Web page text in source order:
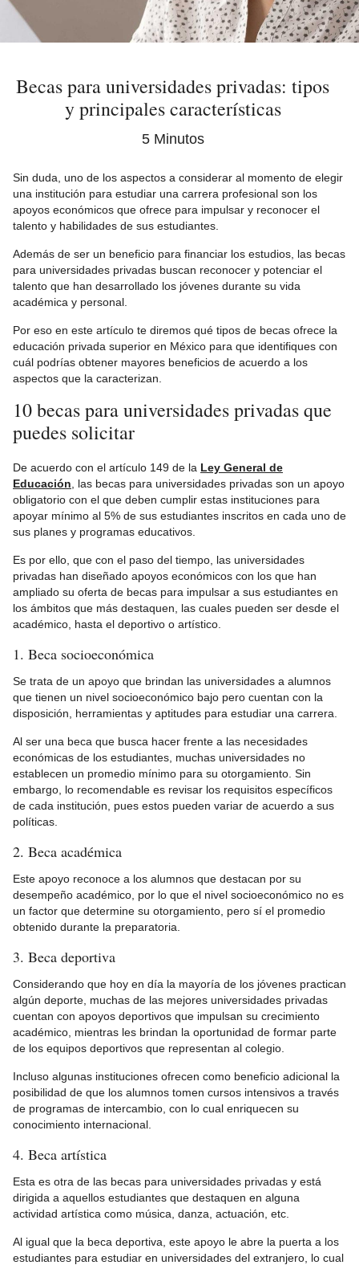
Becas para universidades privadas: tipos
y principales características
5 Minutos
Sin duda, uno de los aspectos a considerar al momento de elegir
una institución para estudiar una carrera profesional son los
apoyos económicos que ofrece para impulsar y reconocer el
talento y habilidades de sus estudiantes.
Además de ser un beneficio para financiar los estudios, las becas
para universidades privadas buscan reconocer y potenciar el
talento que han desarrollado los jóvenes durante su vida
académica y personal.
Por eso en este artículo te diremos qué tipos de becas ofrece la
educación privada superior en México para que identifiques con
cuál podrías obtener mayores beneficios de acuerdo a los
aspectos que la caracterizan.
10 becas para universidades privadas que
puedes solicitar
De acuerdo con el artículo 149 de la Ley General de
Educación , las becas para universidades privadas son un apoyo
obligatorio con el que deben cumplir estas instituciones para
apoyar mínimo al 5% de sus estudiantes inscritos en cada uno de
sus planes y programas educativos.
Es por ello, que con el paso del tiempo, las universidades
privadas han diseñado apoyos económicos con los que han
ampliado su oferta de becas para impulsar a sus estudiantes en
los ámbitos que más destaquen, las cuales pueden ser desde el
académico, hasta el deportivo o artístico.
1. Beca socioeconómica
Se trata de un apoyo que brindan las universidades a alumnos
que tienen un nivel socioeconómico bajo pero cuentan con la
disposición, herramientas y aptitudes para estudiar una carrera.
Al ser una beca que busca hacer frente a las necesidades
económicas de los estudiantes, muchas universidades no
establecen un promedio mínimo para su otorgamiento. Sin
embargo, lo recomendable es revisar los requisitos específicos
de cada institución, pues estos pueden variar de acuerdo a sus
políticas.
2. Beca académica
Este apoyo reconoce a los alumnos que destacan por su
desempeño académico, por lo que el nivel socioeconómico no es
un factor que determine su otorgamiento, pero sí el promedio
obtenido durante la preparatoria.
3. Beca deportiva
Considerando que hoy en día la mayoría de los jóvenes practican
algún deporte, muchas de las mejores universidades privadas
cuentan con apoyos deportivos que impulsan su crecimiento
académico, mientras les brindan la oportunidad de formar parte
de los equipos deportivos que representan al colegio.
Incluso algunas instituciones ofrecen como beneficio adicional la
posibilidad de que los alumnos tomen cursos intensivos a través
de programas de intercambio, con lo cual enriquecen su
conocimiento internacional.
4. Beca artística
Esta es otra de las becas para universidades privadas y está
dirigida a aquellos estudiantes que destaquen en alguna
actividad artística como música, danza, actuación, etc.
Al igual que la beca deportiva, este apoyo le abre la puerta a los
estudiantes para estudiar en universidades del extranjero, lo cual